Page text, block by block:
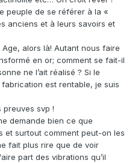
peuple de se référer à la «
anciens et à leurs savoirs et
alors là! Autant nous faire
en or; comment se fait-il
ne l’ait réalisé ? Si le
est rentable, je suis
preuves svp !
demande bien ce que
et surtout comment peut-on les
fait plus rire que de voir
part des vibrations qu’il